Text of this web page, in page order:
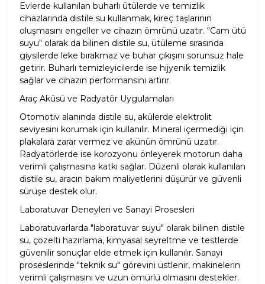
Evlerde kullanılan buharlı ütülerde ve temizlik
cihazlarında distile su kullanmak, kireç taşlarının
oluşmasını engeller ve cihazın ömrünü uzatır. "Cam ütü
suyu" olarak da bilinen distile su, ütüleme sırasında
giysilerde leke bırakmaz ve buhar çıkışını sorunsuz hale
getirir. Buharlı temizleyicilerde ise hijyenik temizlik
sağlar ve cihazın performansını artırır.
Araç Aküsü ve Radyatör Uygulamaları
Otomotiv alanında distile su, akülerde elektrolit
seviyesini korumak için kullanılır. Mineral içermediği için
plakalara zarar vermez ve akünün ömrünü uzatır.
Radyatörlerde ise korozyonu önleyerek motorun daha
verimli çalışmasına katkı sağlar. Düzenli olarak kullanılan
distile su, aracın bakım maliyetlerini düşürür ve güvenli
sürüşe destek olur.
Laboratuvar Deneyleri ve Sanayi Prosesleri
Laboratuvarlarda "laboratuvar suyu" olarak bilinen distile
su, çözelti hazırlama, kimyasal seyreltme ve testlerde
güvenilir sonuçlar elde etmek için kullanılır. Sanayi
proseslerinde "teknik su" görevini üstlenir, makinelerin
verimli çalışmasını ve uzun ömürlü olmasını destekler.